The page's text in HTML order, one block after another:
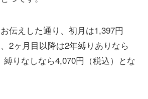
伝えした通り、初月は1,397円
2ヶ月目以降は2年縛りありなら
縛りなしなら4,070円（税込）とな